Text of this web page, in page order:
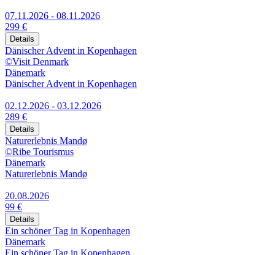
07.11.2026 - 08.11.2026
299 €
Details
Dänischer Advent in Kopenhagen
©Visit Denmark
Dänemark
Dänischer Advent in Kopenhagen
02.12.2026 - 03.12.2026
289 €
Details
Naturerlebnis Mandø
©Ribe Tourismus
Dänemark
Naturerlebnis Mandø
20.08.2026
99 €
Details
Ein schöner Tag in Kopenhagen
Dänemark